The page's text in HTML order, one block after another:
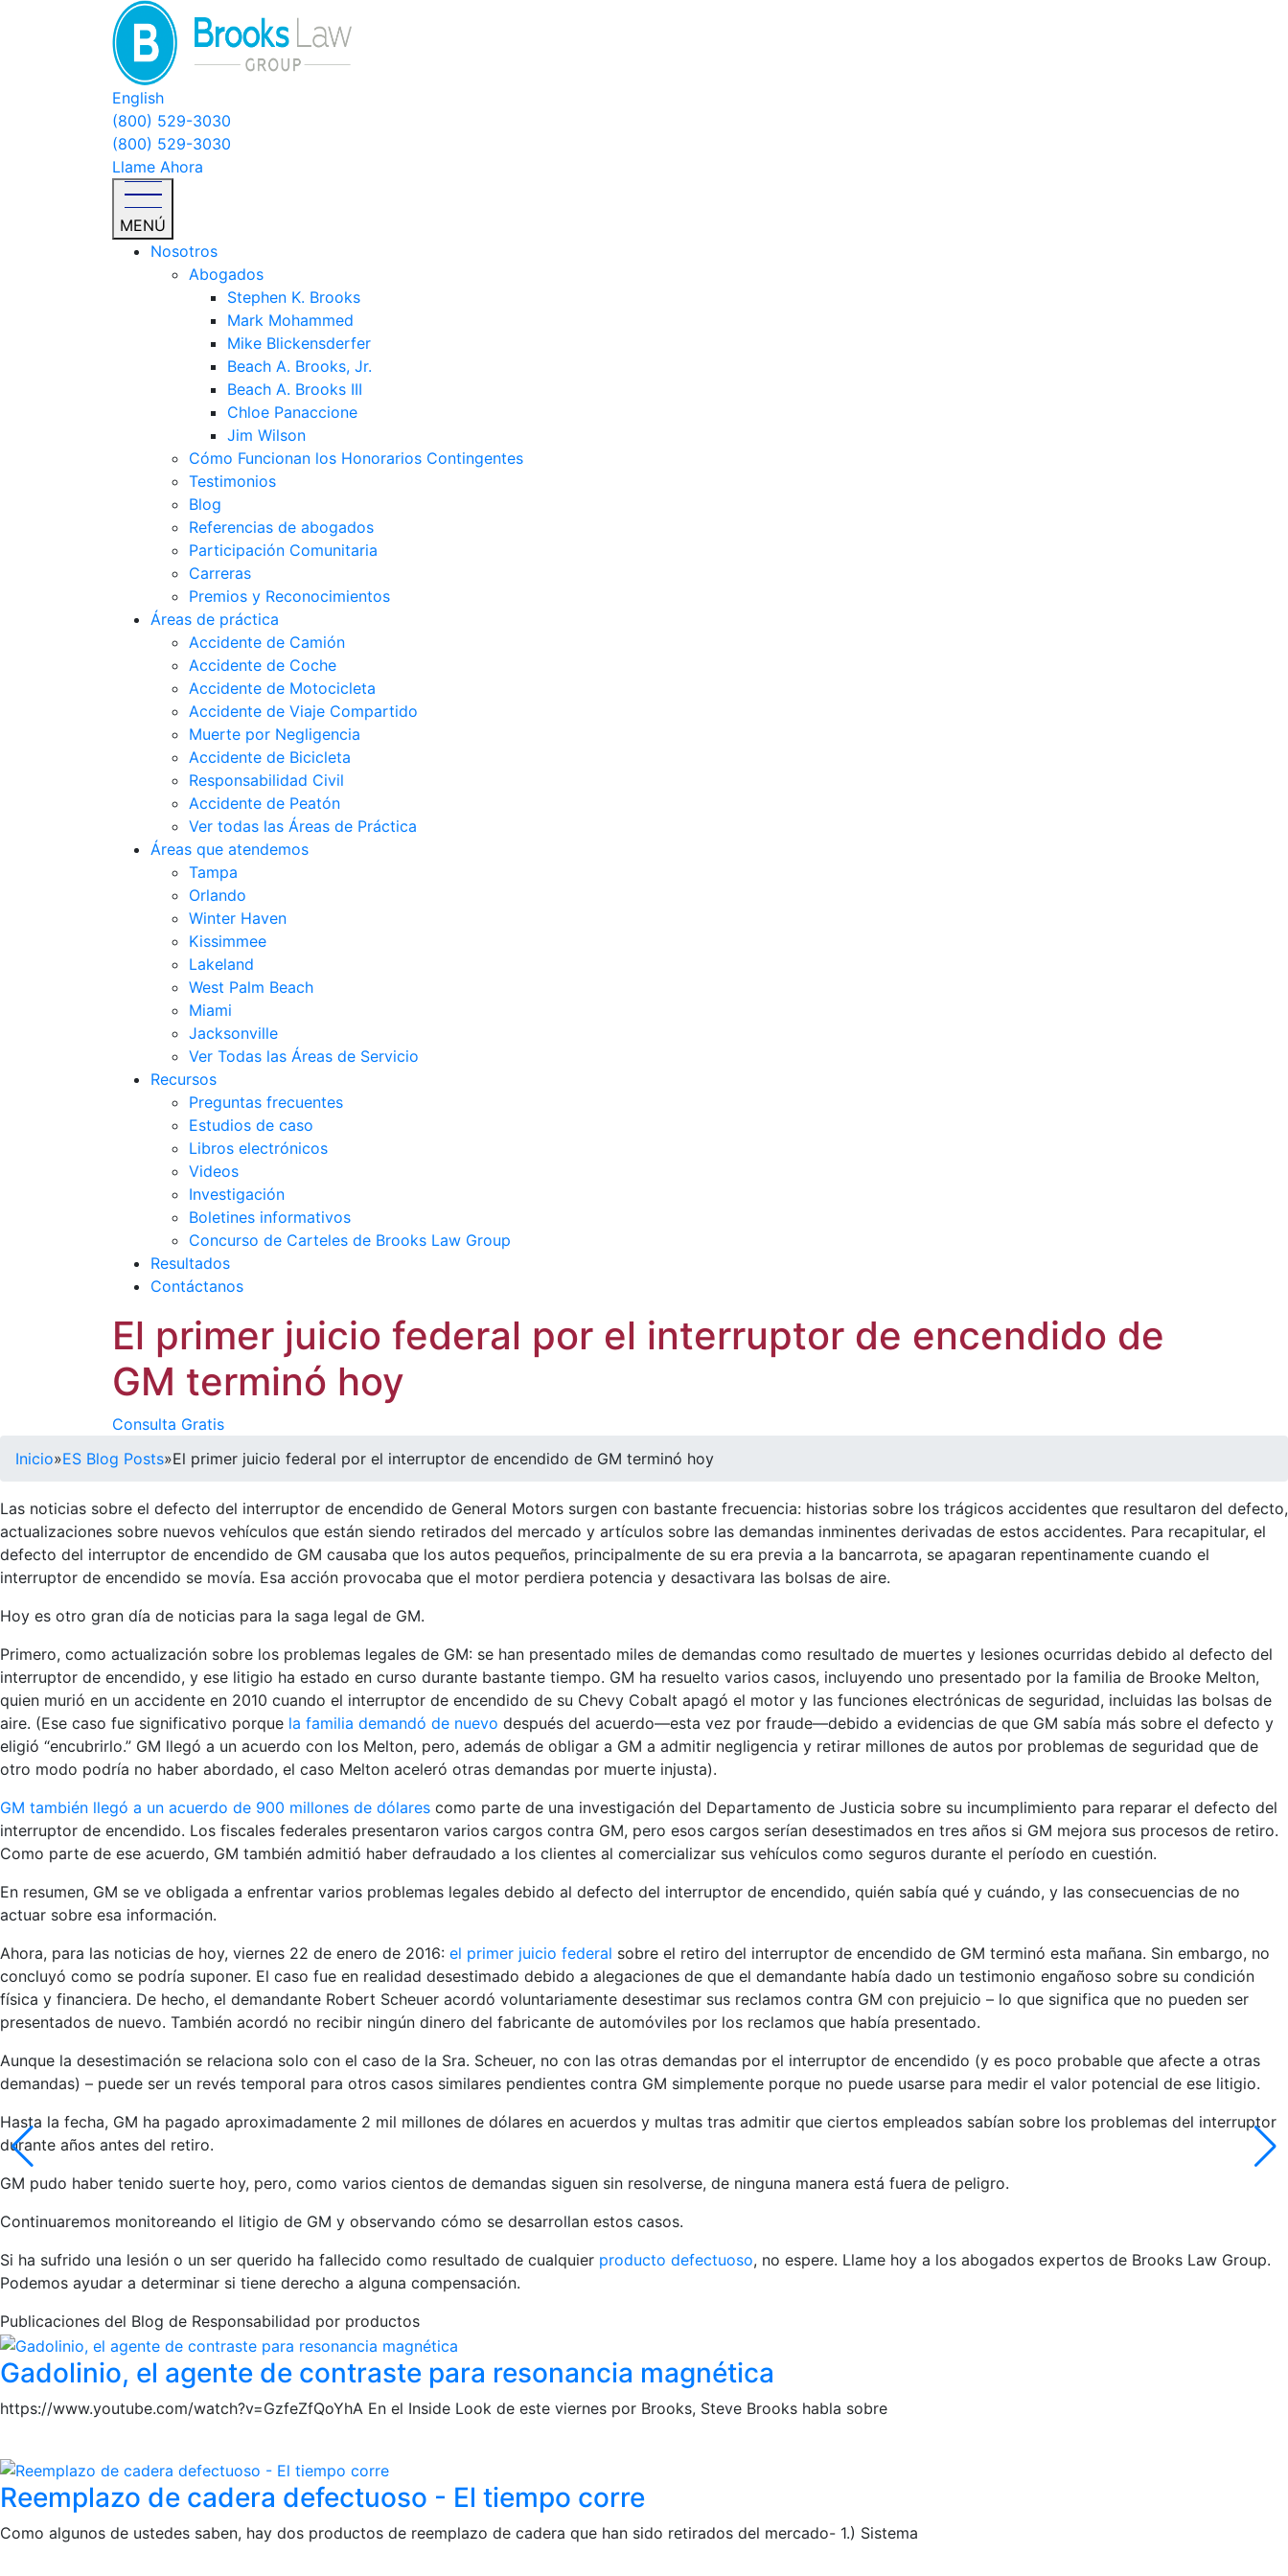
English
(800) 529-3030
(800) 529-3030
Llame Ahora
MENÚ
Nosotros
Abogados
Stephen K. Brooks
Mark Mohammed
Mike Blickensderfer
Beach A. Brooks, Jr.
Beach A. Brooks III
Chloe Panaccione
Jim Wilson
Cómo Funcionan los Honorarios Contingentes
Testimonios
Blog
Referencias de abogados
Participación Comunitaria
Carreras
Premios y Reconocimientos
Áreas de práctica
Accidente de Camión
Accidente de Coche
Accidente de Motocicleta
Accidente de Viaje Compartido
Muerte por Negligencia
Accidente de Bicicleta
Responsabilidad Civil
Accidente de Peatón
Ver todas las Áreas de Práctica
Áreas que atendemos
Tampa
Orlando
Winter Haven
Kissimmee
Lakeland
West Palm Beach
Miami
Jacksonville
Ver Todas las Áreas de Servicio
Recursos
Preguntas frecuentes
Estudios de caso
Libros electrónicos
Videos
Investigación
Boletines informativos
Concurso de Carteles de Brooks Law Group
Resultados
Contáctanos
El primer juicio federal por el interruptor de encendido de
GM terminó hoy
Consulta Gratis
Inicio»ES Blog Posts»El primer juicio federal por el interruptor de encendido de GM terminó hoy
Las noticias sobre el defecto del interruptor de encendido de General Motors surgen con bastante frecuencia: historias sobre los trágicos accidentes que resultaron del defecto,
actualizaciones sobre nuevos vehículos que están siendo retirados del mercado y artículos sobre las demandas inminentes derivadas de estos accidentes. Para recapitular, el
defecto del interruptor de encendido de GM causaba que los autos pequeños, principalmente de su era previa a la bancarrota, se apagaran repentinamente cuando el
interruptor de encendido se movía. Esa acción provocaba que el motor perdiera potencia y desactivara las bolsas de aire.
Hoy es otro gran día de noticias para la saga legal de GM.
Primero, como actualización sobre los problemas legales de GM: se han presentado miles de demandas como resultado de muertes y lesiones ocurridas debido al defecto del
interruptor de encendido, y ese litigio ha estado en curso durante bastante tiempo. GM ha resuelto varios casos, incluyendo uno presentado por la familia de Brooke Melton,
quien murió en un accidente en 2010 cuando el interruptor de encendido de su Chevy Cobalt apagó el motor y las funciones electrónicas de seguridad, incluidas las bolsas de
aire. (Ese caso fue significativo porque la familia demandó de nuevo después del acuerdo—esta vez por fraude—debido a evidencias de que GM sabía más sobre el defecto y
eligió “encubrirlo.” GM llegó a un acuerdo con los Melton, pero, además de obligar a GM a admitir negligencia y retirar millones de autos por problemas de seguridad que de
otro modo podría no haber abordado, el caso Melton aceleró otras demandas por muerte injusta).
GM también llegó a un acuerdo de 900 millones de dólares como parte de una investigación del Departamento de Justicia sobre su incumplimiento para reparar el defecto del
interruptor de encendido. Los fiscales federales presentaron varios cargos contra GM, pero esos cargos serían desestimados en tres años si GM mejora sus procesos de retiro.
Como parte de ese acuerdo, GM también admitió haber defraudado a los clientes al comercializar sus vehículos como seguros durante el período en cuestión.
En resumen, GM se ve obligada a enfrentar varios problemas legales debido al defecto del interruptor de encendido, quién sabía qué y cuándo, y las consecuencias de no
actuar sobre esa información.
Ahora, para las noticias de hoy, viernes 22 de enero de 2016: el primer juicio federal sobre el retiro del interruptor de encendido de GM terminó esta mañana. Sin embargo, no
concluyó como se podría suponer. El caso fue en realidad desestimado debido a alegaciones de que el demandante había dado un testimonio engañoso sobre su condición
física y financiera. De hecho, el demandante Robert Scheuer acordó voluntariamente desestimar sus reclamos contra GM con prejuicio – lo que significa que no pueden ser
presentados de nuevo. También acordó no recibir ningún dinero del fabricante de automóviles por los reclamos que había presentado.
Aunque la desestimación se relaciona solo con el caso de la Sra. Scheuer, no con las otras demandas por el interruptor de encendido (y es poco probable que afecte a otras
demandas) – puede ser un revés temporal para otros casos similares pendientes contra GM simplemente porque no puede usarse para medir el valor potencial de ese litigio.
Hasta la fecha, GM ha pagado aproximadamente 2 mil millones de dólares en acuerdos y multas tras admitir que ciertos empleados sabían sobre los problemas del interruptor
durante años antes del retiro.
GM pudo haber tenido suerte hoy, pero, como varios cientos de demandas siguen sin resolverse, de ninguna manera está fuera de peligro.
Continuaremos monitoreando el litigio de GM y observando cómo se desarrollan estos casos.
Si ha sufrido una lesión o un ser querido ha fallecido como resultado de cualquier producto defectuoso, no espere. Llame hoy a los abogados expertos de Brooks Law Group.
Podemos ayudar a determinar si tiene derecho a alguna compensación.
Publicaciones del Blog de Responsabilidad por productos
Gadolinio, el agente de contraste para resonancia magnética
https://www.youtube.com/watch?v=GzfeZfQoYhA En el Inside Look de este viernes por Brooks, Steve Brooks habla sobre
Reemplazo de cadera defectuoso - El tiempo corre
Como algunos de ustedes saben, hay dos productos de reemplazo de cadera que han sido retirados del mercado- 1.) Sistema